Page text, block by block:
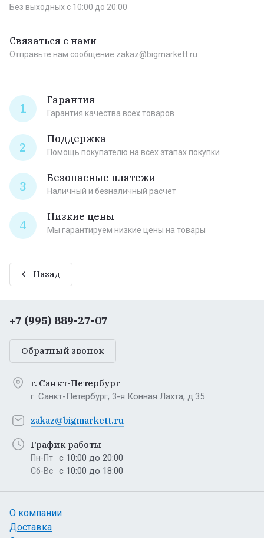
Без выходных c 10:00 до 20:00
Связаться с нами
Отправьте нам сообщение zakaz@bigmarkett.ru
1
Гарантия
Гарантия качества всех товаров
2
Поддержка
Помощь покупателю на всех этапах покупки
3
Безопасные платежи
Наличный и безналичный расчет
4
Низкие цены
Мы гарантируем низкие цены на товары
Назад
+7 (995) 889-27-07
Обратный звонок
г. Санкт-Петербург
г. Санкт-Петербург, 3-я Конная Лахта, д.35
zakaz@bigmarkett.ru
График работы
Пн-Пт с 10:00 до 20:00
Сб-Вс с 10:00 до 18:00
О компании
Доставка